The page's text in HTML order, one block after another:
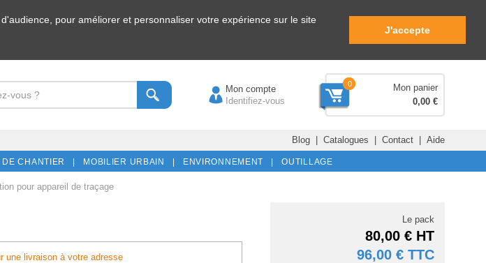
pour améliorer et personnaliser votre expérience sur le site
J'accepte
Mon compte
Identifiez-vous
0
Mon panier
0,00 €
Blog| Catalogues | Contact| Aide
DE CHANTIER | MOBILIER URBAIN | ENVIRONNEMENT | OUTILLAGE
pour appareil de traçage
une livraison à votre adresse
Le pack
80,00 € HT
96,00 € TTC